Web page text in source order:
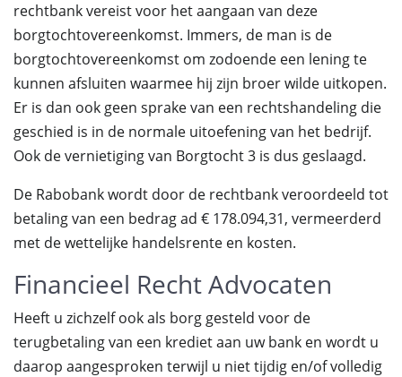
rechtbank vereist voor het aangaan van deze
borgtochtovereenkomst. Immers, de man is de
borgtochtovereenkomst om zodoende een lening te
kunnen afsluiten waarmee hij zijn broer wilde uitkopen.
Er is dan ook geen sprake van een rechtshandeling die
geschied is in de normale uitoefening van het bedrijf.
Ook de vernietiging van Borgtocht 3 is dus geslaagd.
De Rabobank wordt door de rechtbank veroordeeld tot
betaling van een bedrag ad € 178.094,31, vermeerderd
met de wettelijke handelsrente en kosten.
Financieel Recht Advocaten
Heeft u zichzelf ook als borg gesteld voor de
terugbetaling van een krediet aan uw bank en wordt u
daarop aangesproken terwijl u niet tijdig en/of volledig